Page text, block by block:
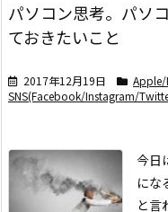
パソコン思考。パソ
ておきたいこと
2017年12月19日
SNS(Facebook/Instagram/
今日
にな
と言